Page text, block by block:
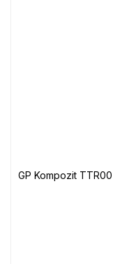
GP Kompozit